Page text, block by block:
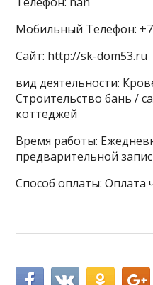
Мобильный Телефон:
Сайт: http://sk-dom53.ru
вид деятельности:
Строительство бань /
коттеджей
Время работы:
предварительной
Способ оплаты: Оплата